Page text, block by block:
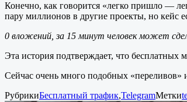
Конечно, как говорится «легко пришло —
пару миллионов в другие проекты, но кейс
0 вложений, за 15 минут человек может
Эта история подтверждает, что бесплатных
Сейчас очень много подобных «переливов»
РубрикиБесплатный трафик,TelegramМетки